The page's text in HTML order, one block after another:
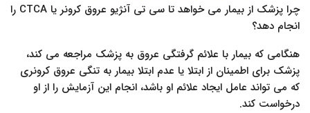
چرا پزشک از بیمار می خواهد تا سی تی آنژیو عروق کرونر یا CTCA را
انجام دهد؟
هنگامی که بیمار با علائم گرفتگی عروق به پزشک مراجعه می کند،
پزشک برای اطمینان از ابتلا یا عدم ابتلا بیمار به تنگی عروق کرونری
که می تواند عامل ایجاد علائم او باشد، انجام این آزمایش را از او
درخواست کند.